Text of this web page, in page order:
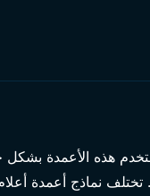
هذه الأعمدة
تختلف نماذج أعمدة